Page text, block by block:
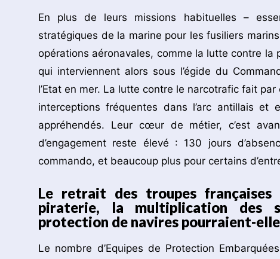
En plus de leurs missions habituelles –
stratégiques de la marine pour les fusiliers
opérations aéronavales, comme la lutte contre
qui interviennent alors sous l’égide du
l’Etat en mer. La lutte contre le narcotrafic fait
interceptions fréquentes dans l’arc antillais
appréhendés. Leur cœur de métier, c’est
d’engagement reste élevé : 130 jours
commando, et beaucoup plus pour certains
Le retrait des troupes françaises
piraterie, la multiplication des
protection de navires pourraient-
Le nombre d’Equipes de Protection